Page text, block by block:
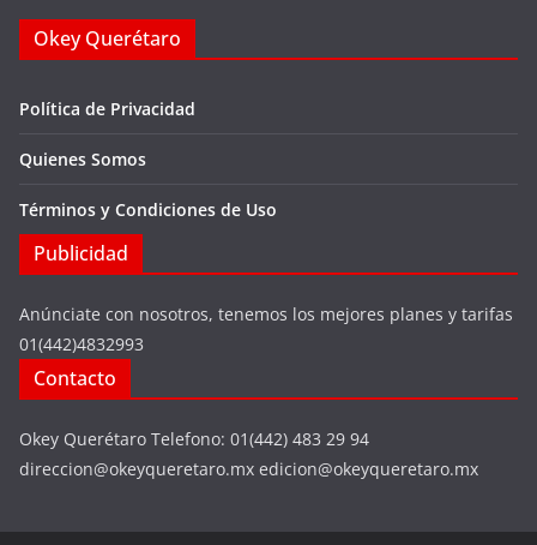
Okey Querétaro
Política de Privacidad
Quienes Somos
Términos y Condiciones de Uso
Publicidad
Anúnciate con nosotros, tenemos los mejores planes y tarifas
01(442)4832993
Contacto
Okey Querétaro Telefono: 01(442) 483 29 94
direccion@okeyqueretaro.mx edicion@okeyqueretaro.mx